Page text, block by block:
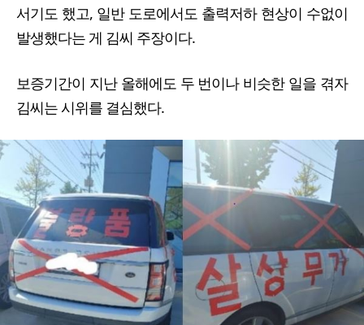
서기도 했고, 일반 도로에서도 출력저하 현상이 수없이
발생했다는 게 김씨 주장이다.
보증기간이 지난 올해에도 두 번이나 비슷한 일을 겪자
김씨는 시위를 결심했다.